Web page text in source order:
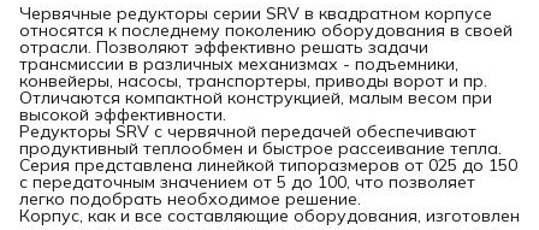
Червячные редукторы серии SRV в квадратном корпусе
относятся к последнему поколению оборудования в своей
отрасли. Позволяют эффективно решать задачи
трансмиссии в различных механизмах - подъемники,
конвейеры, насосы, транспортеры, приводы ворот и пр.
Отличаются компактной конструкцией, малым весом при
высокой эффективности.
Редукторы SRV с червячной передачей обеспечивают
продуктивный теплообмен и быстрое рассеивание тепла.
Серия представлена линейкой типоразмеров от 025 до 150
с передаточным значением от 5 до 100, что позволяет
легко подобрать необходимое решение.
Корпус, как и все составляющие оборудования, изготовлен